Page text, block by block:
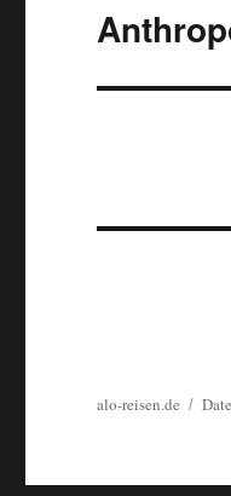
Nächster
alo-reisen.de